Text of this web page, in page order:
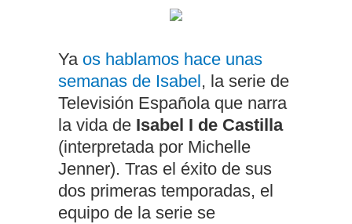
Ya os hablamos hace unas
semanas de Isabel, la serie de
Televisión Española que narra
la vida de Isabel I de Castilla
(interpretada por Michelle
Jenner). Tras el éxito de sus
dos primeras temporadas, el
equipo de la serie se